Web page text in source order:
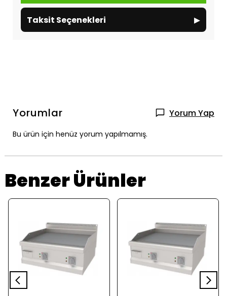
Taksit Seçenekleri ▸
Yorumlar Yorum Yap
Bu ürün için henüz yorum yapılmamış.
Benzer Ürünler